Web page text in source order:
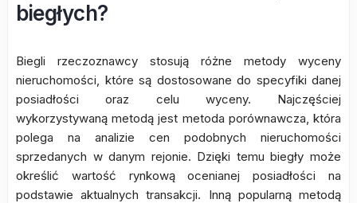
biegłych?
Biegli rzeczoznawcy stosują różne metody wyceny
nieruchomości, które są dostosowane do specyfiki danej
posiadłości oraz celu wyceny. Najczęściej
wykorzystywaną metodą jest metoda porównawcza, która
polega na analizie cen podobnych nieruchomości
sprzedanych w danym rejonie. Dzięki temu biegły może
określić wartość rynkową ocenianej posiadłości na
podstawie aktualnych transakcji. Inną popularną metodą